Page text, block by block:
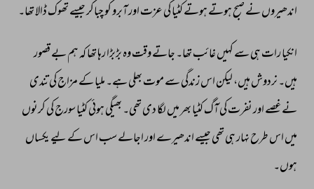
اندھیروں نے صبح ہوتے ہوتے کٹیا کی عزت اور آبرو کو چباکر جیسے تھوک ڈالا تھا۔
انکیا رات ہی سے کہیں غائب تھا۔ جاتے وقت وہ بڑبڑا رہا تھا کہ ہم بے قصور
ہیں۔ نردوش ہیں، لیکن اس زندگی سے موت بھلی ہے۔ ملیا کے مزاج کی تندی
نے غصے اور نفرت کی آگ کٹیا بھر میں لگا دی تھی۔ بھیگی ہوئی کٹیا سورج کی کرنوں
میں اس طرح نہار ہی تھی جیسے اندھیرے اور اجالے سب اس کے لیے یکساں
ہوں۔